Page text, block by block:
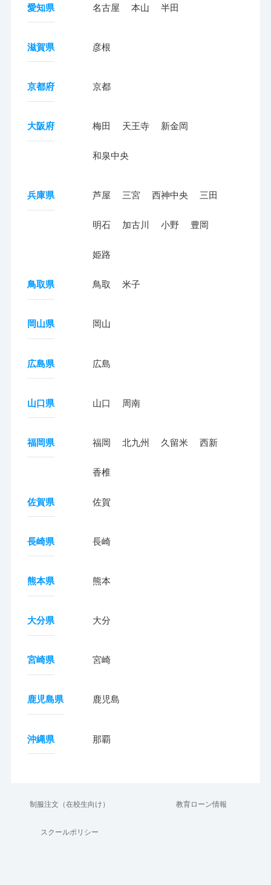
愛知県 名古屋 本山 半田
滋賀県 彦根
京都府 京都
大阪府 梅田 天王寺 新金岡
和泉中央
兵庫県 芦屋 三宮 西神中央 三田
明石 加古川 小野 豊岡
姫路
鳥取県 鳥取 米子
岡山県 岡山
広島県 広島
山口県 山口 周南
福岡県 福岡 北九州 久留米 西新
香椎
佐賀県 佐賀
長崎県 長崎
熊本県 熊本
大分県 大分
宮崎県 宮崎
鹿児島県 鹿児島
沖縄県 那覇
制服注文（在校生向け） 教育ローン情報
スクールポリシー